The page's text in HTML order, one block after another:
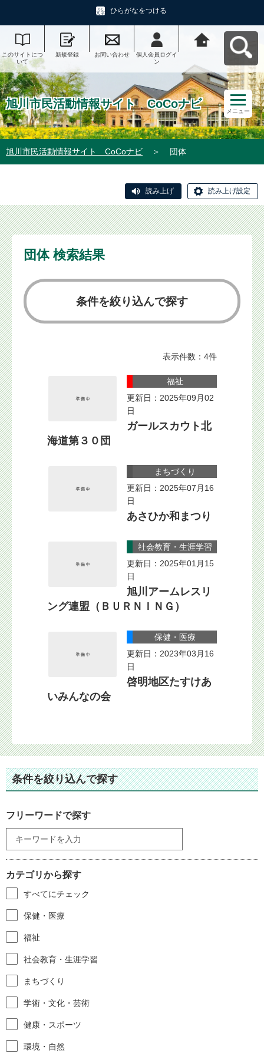
ひらがなをつける
このサイトにつ
いて
新規登録 お問い合わせ
個人会員ログイ
ン
ナビへ戻る
旭川市民活動情報サイト CoCoナビ
メニュー
旭川市民活動情報サイト CoCoナビ ＞ 団体
読み上げ 読み上げ設定
団体 検索結果
条件を絞り込んで探す
表示件数：4件
福祉
更新日：2025年09月02
日
ガールスカウト北
海道第３０団
まちづくり
更新日：2025年07月16
日
あさひか和まつり
社会教育・生涯学習
更新日：2025年01月15
日
旭川アームレスリ
ング連盟（ＢＵＲＮＩＮＧ）
保健・医療
更新日：2023年03月16
日
啓明地区たすけあ
いみんなの会
条件を絞り込んで探す
フリーワードで探す
カテゴリから探す
すべてにチェック
保健・医療
福祉
社会教育・生涯学習
まちづくり
学術・文化・芸術
健康・スポーツ
環境・自然